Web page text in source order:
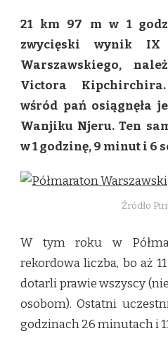
21 km 97 m w 1
zwycięski wynik IX
Warszawskiego,
Victora
wśród pań osiągnęła
Wanjiku Njeru. Ten
w 1 godzinę, 9 minut i 6
Źródło
W tym roku w
rekordowa liczba, bo aż
dotarli prawie wszyscy
osobom). Ostatni
godzinach 26 minutach i